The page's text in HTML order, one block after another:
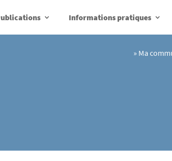
Informations pratiques
» Ma